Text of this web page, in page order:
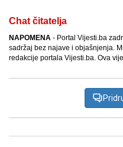
Chat čitatelja
NAPOMENA - Portal Vijesti.ba
sadržaj bez najave i objašnjenja.
redakcije portala Vijesti.ba. Ova